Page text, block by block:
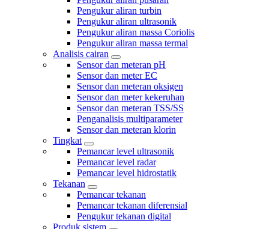
Pengukur aliran turbin
Pengukur aliran ultrasonik
Pengukur aliran massa Coriolis
Pengukur aliran massa termal
Analisis cairan
Sensor dan meteran pH
Sensor dan meter EC
Sensor dan meteran oksigen
Sensor dan meter kekeruhan
Sensor dan meteran TSS/SS
Penganalisis multiparameter
Sensor dan meteran klorin
Tingkat
Pemancar level ultrasonik
Pemancar level radar
Pemancar level hidrostatik
Tekanan
Pemancar tekanan
Pemancar tekanan diferensial
Pengukur tekanan digital